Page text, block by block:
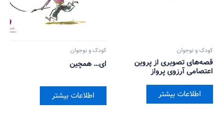
کودک و نوجوان
قصه‌های تصویری از پروین
اعتصامی آرزوی پرواز
اطلاعات بیشتر
کودک و نوجوان
ای… همچین
اطلاعات بیشتر